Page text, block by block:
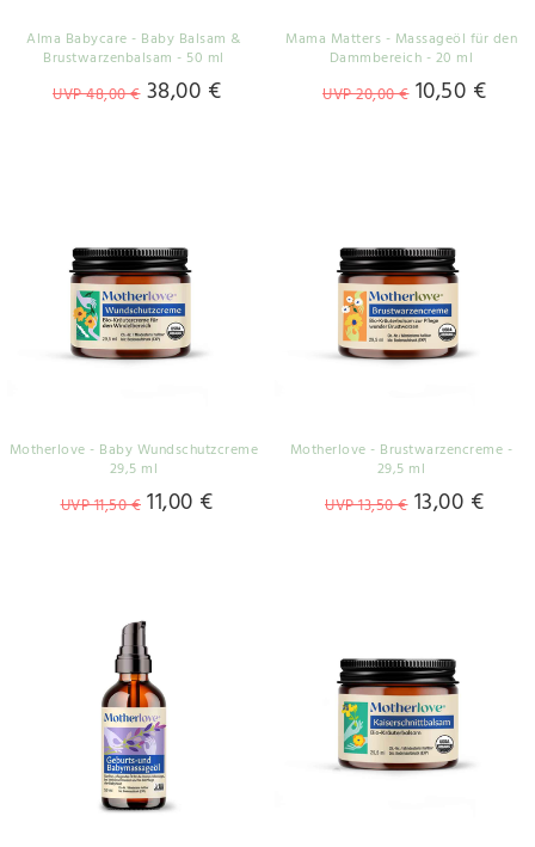
Alma Babycare - Baby Balsam &
Brustwarzenbalsam - 50 ml
UVP 48,00 € 38,00 €
Mama Matters - Massageöl für den
Dammbereich - 20 ml
UVP 20,00 € 10,50 €
Motherlove - Baby Wundschutzcreme
29,5 ml
UVP 11,50 € 11,00 €
Motherlove - Brustwarzencreme -
29,5 ml
UVP 13,50 € 13,00 €